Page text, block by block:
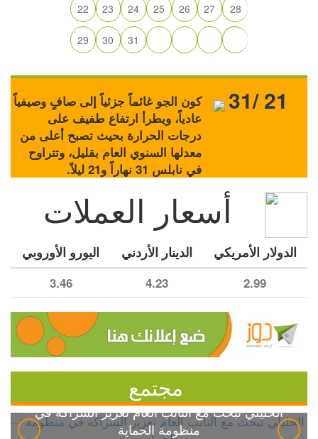
22 23 24 25 26 27 28
29 30 31
كون الجو غائماً جزئياً إلى صافٍ وصيفياً
عادياً، ويطرأ ارتفاع طفيف على
درجات الحرارة بحيث تصبح أعلى من
معدلها السنوي العام بقليل، وتتراوح
في نابلس 31 نهاراً و21 ليلاً.
31/ 21
أسعار العملات
الدولار الأمريكي الدينار الأردني اليورو الأوروبي
2.99
4.23
3.46
مجتمع
الخليلي تبحث مع النائب العام تعزيز الشراكة في
منظومة الحماية